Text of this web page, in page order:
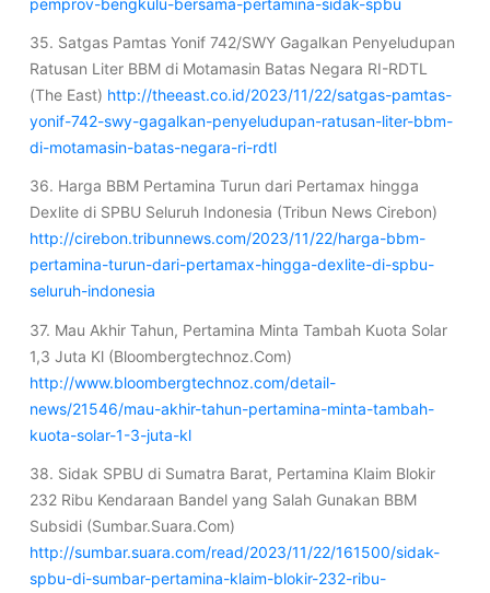
pemprov-bengkulu-bersama-pertamina-sidak-spbu
35. Satgas Pamtas Yonif 742/SWY Gagalkan Penyeludupan
Ratusan Liter BBM di Motamasin Batas Negara RI-RDTL
(The East) http://theeast.co.id/2023/11/22/satgas-pamtas-
yonif-742-swy-gagalkan-penyeludupan-ratusan-liter-bbm-
di-motamasin-batas-negara-ri-rdtl
36. Harga BBM Pertamina Turun dari Pertamax hingga
Dexlite di SPBU Seluruh Indonesia (Tribun News Cirebon)
http://cirebon.tribunnews.com/2023/11/22/harga-bbm-
pertamina-turun-dari-pertamax-hingga-dexlite-di-spbu-
seluruh-indonesia
37. Mau Akhir Tahun, Pertamina Minta Tambah Kuota Solar
1,3 Juta Kl (Bloombergtechnoz.Com)
http://www.bloombergtechnoz.com/detail-
news/21546/mau-akhir-tahun-pertamina-minta-tambah-
kuota-solar-1-3-juta-kl
38. Sidak SPBU di Sumatra Barat, Pertamina Klaim Blokir
232 Ribu Kendaraan Bandel yang Salah Gunakan BBM
Subsidi (Sumbar.Suara.Com)
http://sumbar.suara.com/read/2023/11/22/161500/sidak-
spbu-di-sumbar-pertamina-klaim-blokir-232-ribu-